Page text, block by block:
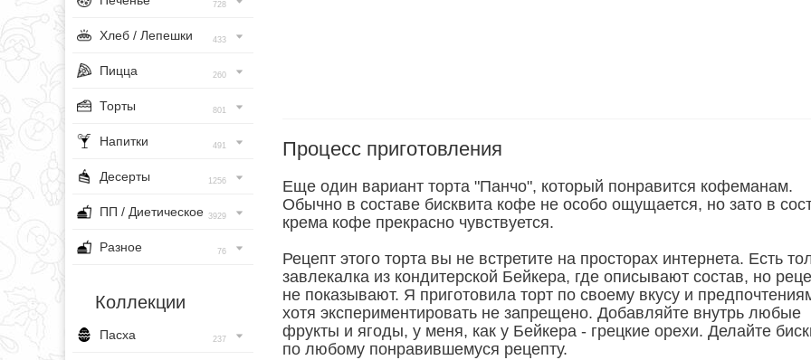
728
Хлеб / Лепешки 433
Пицца 260
Торты 801
Напитки 491
Десерты 1256
ПП / Диетическое 3929
Разное 76
Коллекции
Пасха 237
Процесс приготовления
Еще один вариант торта "Панчо", который понравится кофеманам.
Обычно в составе бисквита кофе не особо ощущается, но зато в
крема кофе прекрасно чувствуется.
Рецепт этого торта вы не встретите на просторах интернета. Есть
завлекалка из кондитерской Бейкера, где описывают состав, но
не показывают. Я приготовила торт по своему вкусу и
хотя экспериментировать не запрещено. Добавляйте внутрь любые
фрукты и ягоды, у меня, как у Бейкера - грецкие орехи. Делайте
по любому понравившемуся рецепту.